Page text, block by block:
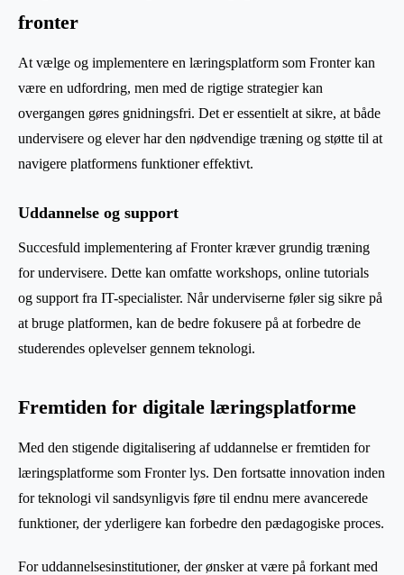
fronter
At vælge og implementere en læringsplatform som Fronter kan
være en udfordring, men med de rigtige strategier kan
overgangen gøres gnidningsfri. Det er essentielt at sikre, at både
undervisere og elever har den nødvendige træning og støtte til at
navigere platformens funktioner effektivt.
Uddannelse og support
Succesfuld implementering af Fronter kræver grundig træning
for undervisere. Dette kan omfatte workshops, online tutorials
og support fra IT-specialister. Når underviserne føler sig sikre på
at bruge platformen, kan de bedre fokusere på at forbedre de
studerendes oplevelser gennem teknologi.
Fremtiden for digitale læringsplatforme
Med den stigende digitalisering af uddannelse er fremtiden for
læringsplatforme som Fronter lys. Den fortsatte innovation inden
for teknologi vil sandsynligvis føre til endnu mere avancerede
funktioner, der yderligere kan forbedre den pædagogiske proces.
For uddannelsesinstitutioner, der ønsker at være på forkant med